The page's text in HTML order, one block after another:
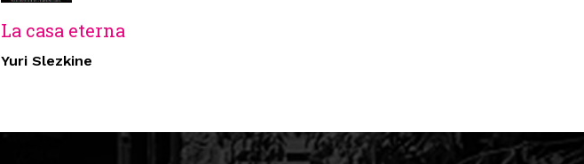
La casa eterna
Yuri Slezkine